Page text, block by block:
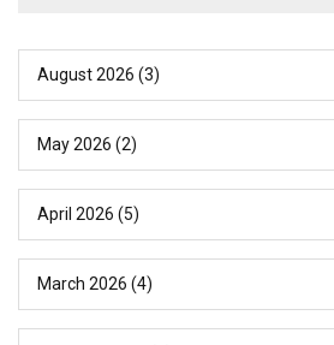
August 2026 (3)
May 2026 (2)
April 2026 (5)
March 2026 (4)